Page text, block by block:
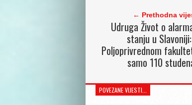
← Prethodna
Udruga Život o
stanju u
Poljoprivrednom
samo 110
POVEZANE VIJESTI...